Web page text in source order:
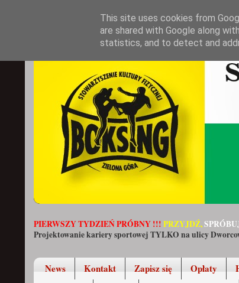
PIERWSZY TYDZIEŃ PRÓBNY !!! PRZYJDŹ,
Projektowanie kariery sportowej TYLKO na ulicy
News Kontakt Zapisz się Opłaty
This site uses cookies from
are shared with Google along
statistics, and to detect and